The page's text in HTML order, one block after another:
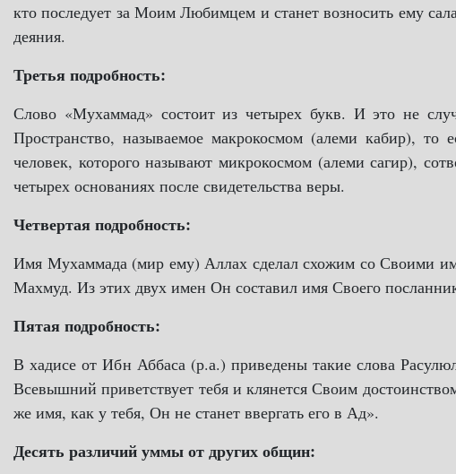
кто последует за Моим Любимцем и станет возносить ему
деяния.
Третья подробность:
Слово «Мухаммад» состоит из четырех букв. И это не
Пространство, называемое макрокосмом (алеми кабир),
человек, которого называют микрокосмом (алеми сагир),
четырех основаниях после свидетельства веры.
Четвертая подробность:
Имя Мухаммада (мир ему) Аллах сделал схожим со Своими
Махмуд. Из этих двух имен Он составил имя Своего
Пятая подробность:
В хадисе от Ибн Аббаса (р.а.) приведены такие слова
Всевышний приветствует тебя и клянется Своим
же имя, как у тебя, Он не станет ввергать его в Ад».
Десять различий уммы от других общин: